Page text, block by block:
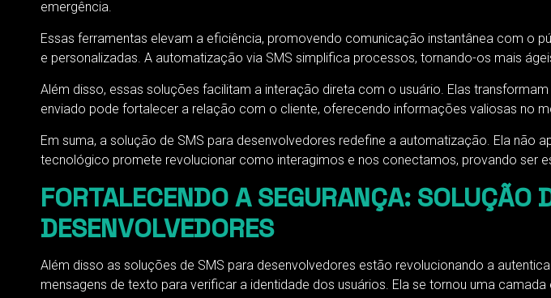
emergência.
Essas ferramentas elevam a eficiência, promovendo comunicação instantânea com o
e personalizadas. A automatização via SMS simplifica processos, tornando-os mais
Além disso, essas soluções facilitam a interação direta com o usuário. Elas
enviado pode fortalecer a relação com o cliente, oferecendo informações valiosas no
Em suma, a solução de SMS para desenvolvedores redefine a automatização. Ela
tecnológico promete revolucionar como interagimos e nos conectamos, provando ser
FORTALECENDO A SEGURANÇA: SOLUÇÃO
DESENVOLVEDORES
Além disso as soluções de SMS para desenvolvedores estão revolucionando a
mensagens de texto para verificar a identidade dos usuários. Ela se tornou uma